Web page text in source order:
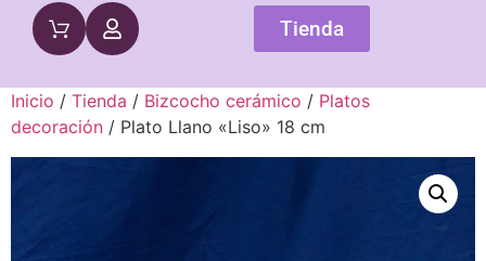
Tienda
Inicio / Tienda / Bizcocho cerámico / Platos
decoración / Plato Llano «Liso» 18 cm